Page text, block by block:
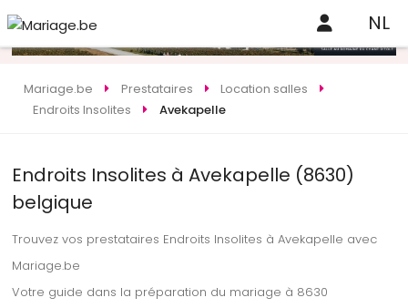
NL
Mariage.be Prestataires
Location salles
Endroits Insolites
Avekapelle
Endroits Insolites à Avekapelle (8630)
belgique
Trouvez vos prestataires Endroits Insolites à Avekapelle avec
Mariage.be
Votre guide dans la préparation du mariage à 8630